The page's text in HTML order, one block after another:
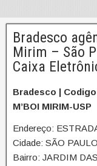
Bradesco
Mirim – São
Caixa
Bradesco | Codigo
M’BOI MIRIM-USP
Endereço:
Cidade: SÃO
Bairro: JARDIM